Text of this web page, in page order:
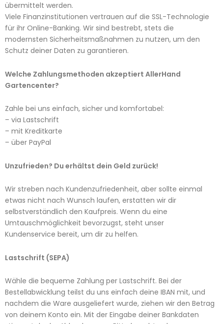
übermittelt werden.
Viele Finanzinstitutionen vertrauen auf die SSL-Technologie
für ihr Online-Banking. Wir sind bestrebt, stets die
modernsten Sicherheitsmaßnahmen zu nutzen, um den
Schutz deiner Daten zu garantieren.
Welche Zahlungsmethoden akzeptiert AllerHand
Gartencenter?
Zahle bei uns einfach, sicher und komfortabel:
– via Lastschrift
– mit Kreditkarte
– über PayPal
Unzufrieden? Du erhältst dein Geld zurück!
Wir streben nach Kundenzufriedenheit, aber sollte einmal
etwas nicht nach Wunsch laufen, erstatten wir dir
selbstverständlich den Kaufpreis. Wenn du eine
Umtauschmöglichkeit bevorzugst, steht unser
Kundenservice bereit, um dir zu helfen.
Lastschrift (SEPA)
Wähle die bequeme Zahlung per Lastschrift. Bei der
Bestellabwicklung teilst du uns einfach deine IBAN mit, und
nachdem die Ware ausgeliefert wurde, ziehen wir den Betrag
von deinem Konto ein. Mit der Eingabe deiner Bankdaten